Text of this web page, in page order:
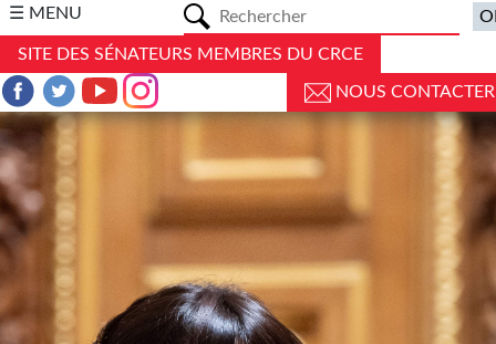
☰ MENU
SITE DES SÉNATEURS MEMBRES DU CRCE
NOUS CONTACTER